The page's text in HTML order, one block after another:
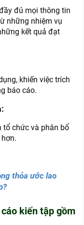
đủ mọi thông tin
những nhiệm vụ
kết quả đạt
khiến việc trích
báo cáo.
tổ chức và phân bổ
thỏa ước lao
kiến tập gồm